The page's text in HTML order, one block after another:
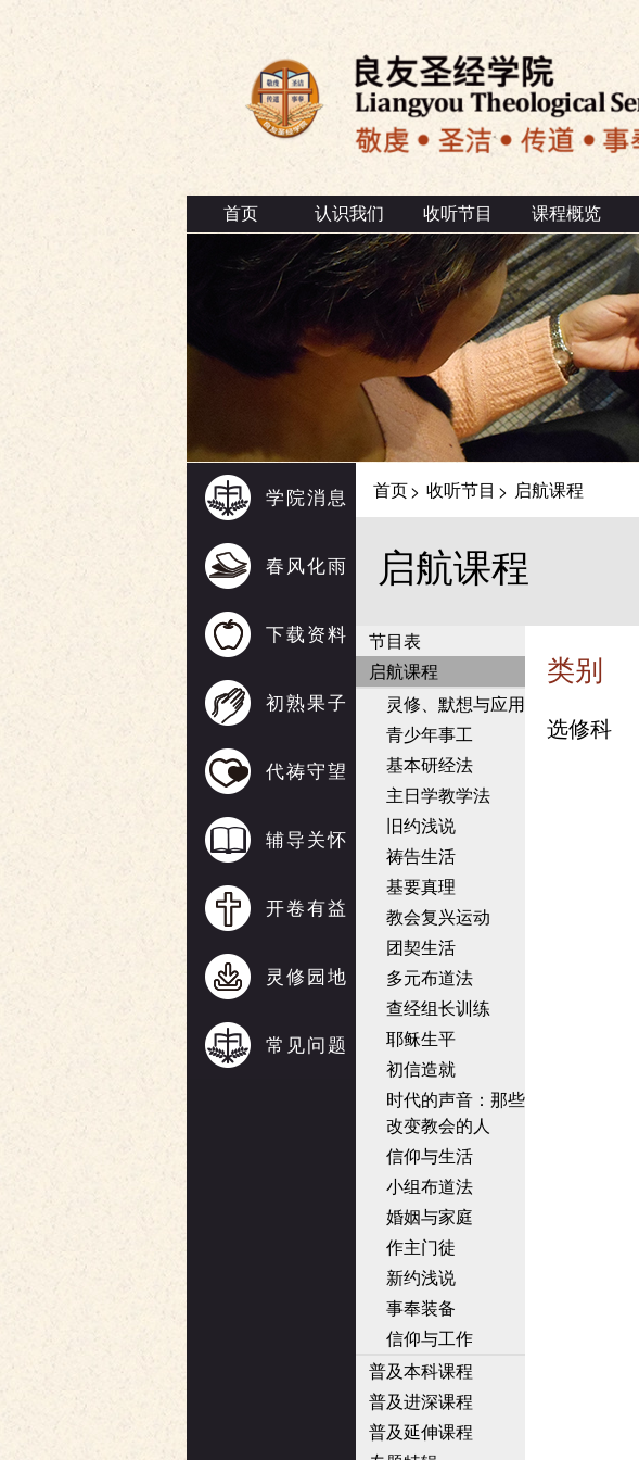
首页 认识我们 收听节目 课程概览
学院消息
春风化雨
下载资料
初熟果子
代祷守望
辅导关怀
开卷有益
灵修园地
常见问题
首页> 收听节目 > 启航课程
启航课程
节目表
启航课程
灵修、默想与应用
青少年事工
基本研经法
主日学教学法
旧约浅说
祷告生活
基要真理
教会复兴运动
团契生活
多元布道法
查经组长训练
耶稣生平
初信造就
时代的声音：那些
改变教会的人
信仰与生活
小组布道法
婚姻与家庭
作主门徒
新约浅说
事奉装备
信仰与工作
普及本科课程
普及进深课程
普及延伸课程
类别
选修科